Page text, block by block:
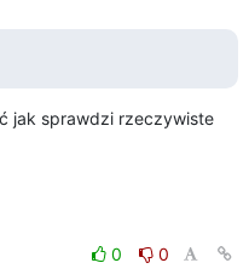
jak sprawdzi rzeczywiste
0
0